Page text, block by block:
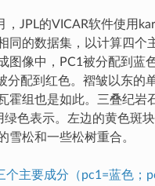
，JPL的VICAR软件使用
同的数据集，以计算四个
图像中，PC1被分配到蓝
分配到红色。褶皱以东的
霍组也是如此。三叠纪岩
绿色表示。左边的黄色斑
雪松和一些松树重合。
个主要成分（pc1=蓝色；